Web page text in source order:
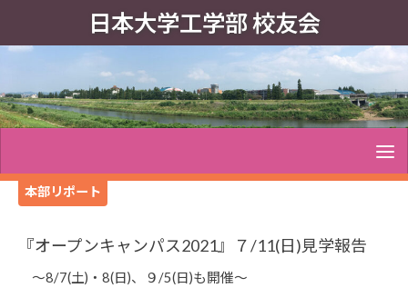
日本大学工学部 校友会
本部リポート
『オープンキャンパス2021』７/11(日)見学報告
～8/7(土)・8(日)、９/5(日)も開催～